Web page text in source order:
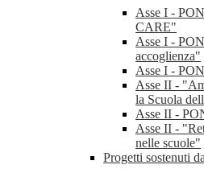
Asse I -
CARE"
Asse I -
accoglienza"
Asse I -
Asse II -
la Scuola
Asse II -
Asse II -
nelle scuole"
Progetti sostenuti